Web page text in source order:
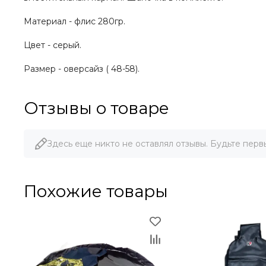
Материал - флис 280гр.
Цвет - серый.
Размер - оверсайз ( 48-58).
Отзывы о товаре
Здесь еще никто не оставлял отзывы. Будьте
Похожие товары